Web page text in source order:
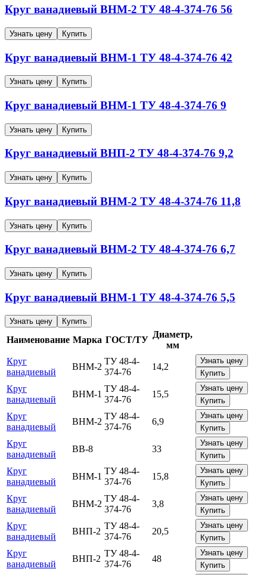
Круг ванадиевый ВНМ-2 ТУ 48-4-374-76 56
Узнать цену Купить
Круг ванадиевый ВНМ-1 ТУ 48-4-374-76 42
Узнать цену Купить
Круг ванадиевый ВНМ-1 ТУ 48-4-374-76 9
Узнать цену Купить
Круг ванадиевый ВНП-2 ТУ 48-4-374-76 9,2
Узнать цену Купить
Круг ванадиевый ВНМ-2 ТУ 48-4-374-76 11,8
Узнать цену Купить
Круг ванадиевый ВНМ-2 ТУ 48-4-374-76 6,7
Узнать цену Купить
Круг ванадиевый ВНМ-1 ТУ 48-4-374-76 5,5
Узнать цену Купить
Наименование Марка ГОСТ/ТУ
Диаметр,
мм
Круг
ванадиевый
ВНМ-2
ТУ 48-4-
374-76
14,2
Узнать цену
Купить
Круг
ванадиевый
ВНМ-1
ТУ 48-4-
374-76
15,5
Узнать цену
Купить
Круг
ванадиевый
ВНМ-2
ТУ 48-4-
374-76
6,9
Узнать цену
Купить
Круг
ванадиевый
ВВ-8 33
Узнать цену
Купить
Круг
ванадиевый
ВНМ-1
ТУ 48-4-
374-76
15,8
Узнать цену
Купить
Круг
ванадиевый
ВНМ-2
ТУ 48-4-
374-76
3,8
Узнать цену
Купить
Круг
ванадиевый
ВНП-2
ТУ 48-4-
374-76
20,5
Узнать цену
Купить
Круг
ванадиевый
ВНП-2
ТУ 48-4-
374-76
48
Узнать цену
Купить